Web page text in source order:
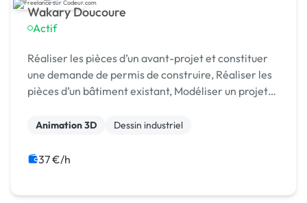
Wakary Doucoure
Actif
Réaliser les pièces d’un avant-projet et constituer
une demande de permis de construire, Réaliser les
pièces d’un bâtiment existant, Modéliser un projet
Animation 3D Dessin industriel
37 €/h